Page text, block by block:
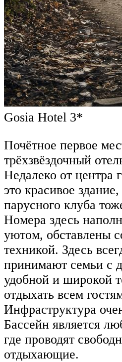
Gosia Hotel 3*
Почётное первое
трёхзвёздочный
Недалеко от центра
это красивое
парусного клуба
Номера здесь
уютом, обставлены
техникой. Здесь
принимают семьи с
удобной и широкой
отдыхать всем
Инфраструктура
Бассейн является
где проводят
отдыхающие.